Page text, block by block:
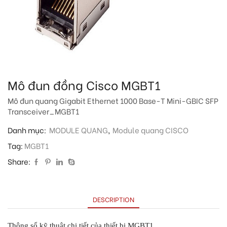
Mô đun đồng Cisco MGBT1
Mô đun quang Gigabit Ethernet 1000 Base-T Mini-GBIC SFP
Transceiver_MGBT1
Danh mục: MODULE QUANG, Module quang CISCO
Tag: MGBT1
Share:
DESCRIPTION
Thông số kỹ thuật chi tiết của thiết bị MGBT1